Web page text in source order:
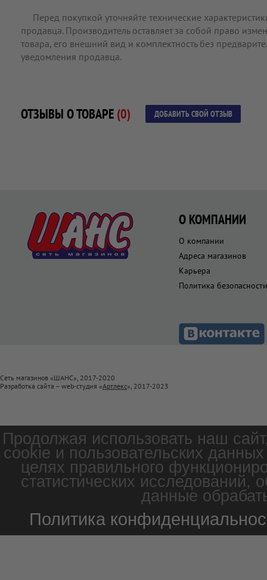
Перед покупкой уточняйте технические
продавца. Производитель оставляет за собой право
товара, его внешний вид и комплектность без
уведомления продавца.
ОТЗЫВЫ О ТОВАРЕ (0) ДОБАВИТЬ СВОЙ ОТЗЫВ
О КОМПАНИИ
О компании
Адреса магазинов
Карьера
Политика безопасности
Сеть магазинов «ШАНС», 2017-2020
Разработка сайта – web-студия «Артлекс», 2017-2023
Продолжая использовать наш
cookie и пользовательских
целях правильного
статистических
данные
Политика